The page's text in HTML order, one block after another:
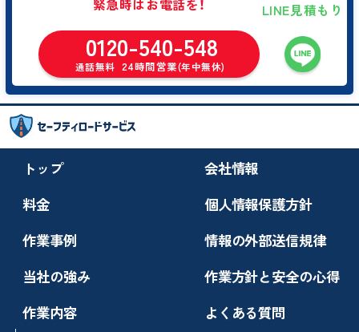
緊急時はお電話を！
0120-540-548
通話無料 24時間営業(年中無休)
LINE見積もり
トップ
料金
作業事例
当社の強み
作業内容
会社情報
個人情報保護方針
情報の外部送信規律
作業方針と安全の心得
よくある質問